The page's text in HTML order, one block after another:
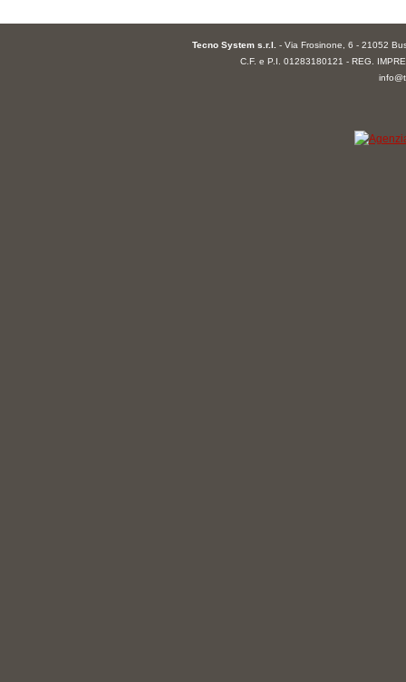
Tecno System s.r.l.
- Via Frosinone, 6 - 21052
C.F. e P.I. 01283180121 - REG.